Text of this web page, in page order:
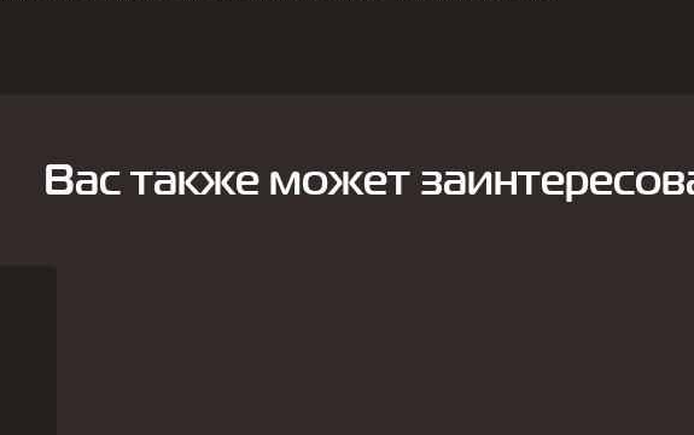
Вас также может